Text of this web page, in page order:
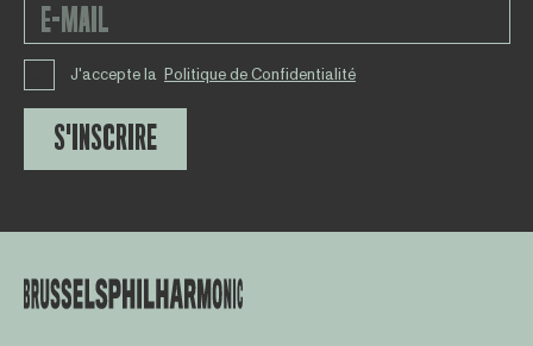
J'accepte la Politique de Confidentialité
S'INSCRIRE